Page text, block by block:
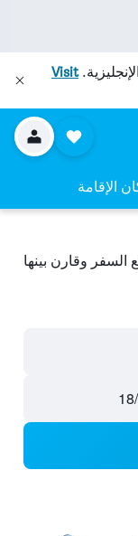
Visit
الإقامة
وقارن بينها